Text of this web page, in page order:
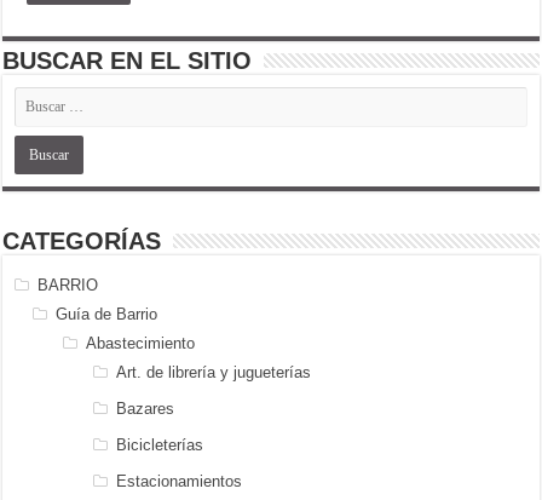
BUSCAR EN EL SITIO
CATEGORÍAS
BARRIO
Guía de Barrio
Abastecimiento
Art. de librería y jugueterías
Bazares
Bicicleterías
Estacionamientos